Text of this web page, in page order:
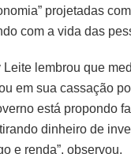
projetadas
com a vida das
Leite lembrou que
em sua cassação
está propondo
dinheiro de
e renda”, observou.